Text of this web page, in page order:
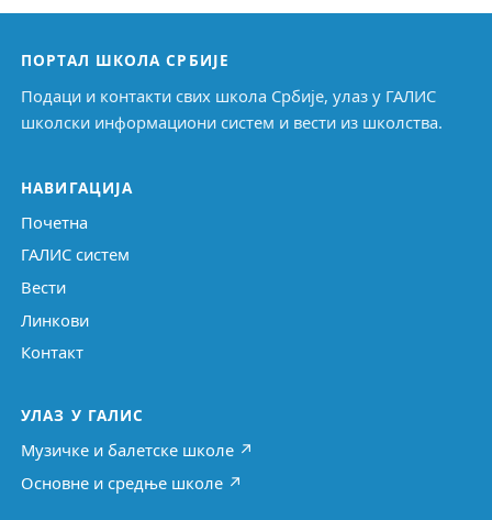
ПОРТАЛ ШКОЛА СРБИЈЕ
Подаци и контакти свих школа Србије, улаз у ГАЛИС
школски информациони систем и вести из школства.
НАВИГАЦИЈА
Почетна
ГАЛИС систем
Вести
Линкови
Контакт
УЛАЗ У ГАЛИС
Музичке и балетске школе ↗
Основне и средње школе ↗